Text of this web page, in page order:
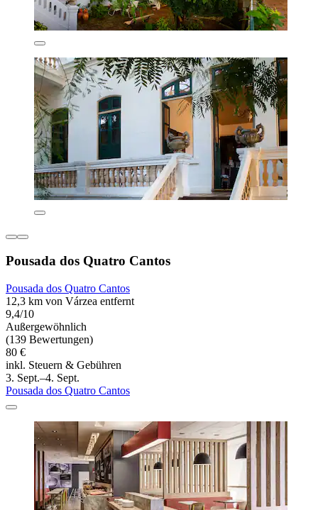
Pousada dos Quatro Cantos
Pousada dos Quatro Cantos
12,3 km von Várzea entfernt
9,4/10
Außergewöhnlich
(139 Bewertungen)
80 €
inkl. Steuern & Gebühren
3. Sept.–4. Sept.
Pousada dos Quatro Cantos